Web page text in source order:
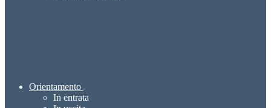
Orientamento
In entrata